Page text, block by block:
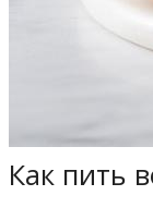
Как пить